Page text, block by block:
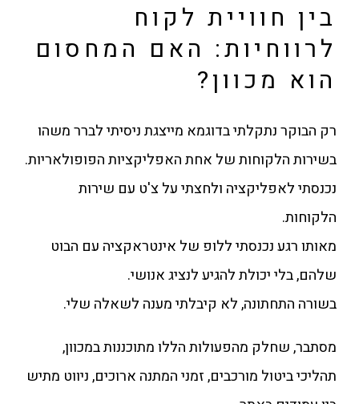
בין חוויית לקוח
לרווחיות: האם המחסום
הוא מכוון?
רק הבוקר נתקלתי בדוגמא מייצגת ניסיתי לברר משהו
בשירות הלקוחות של אחת האפליקציות הפופולאריות.
נכנסתי לאפליקציה ולחצתי על צ'ט עם שירות
הלקוחות.
מאותו רגע נכנסתי ללופ של אינטראקציה עם הבוט
שלהם, בלי יכולת להגיע לנציג אנושי.
בשורה התחתונה, לא קיבלתי מענה לשאלה שלי.
מסתבר, שחלק מהפעולות הללו מתוכננות במכוון,
תהליכי ביטול מורכבים, זמני המתנה ארוכים, ניווט מתיש